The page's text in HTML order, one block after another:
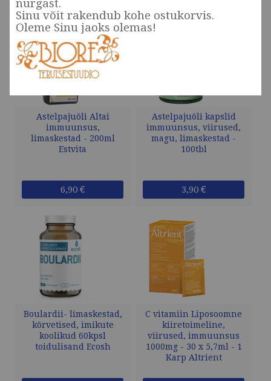
Astelpajuõli Altai
immuunsus,
limaskestad - 200ml
Estvita
6,90 €
Astelpajuõli kapslid
immuunsus, viirused,
magu, limaskestad -
100tbl
3,90 €
Boulardii- limaskestad,
kõrvetised, imikute
koolikud 60kpsl
toidulisand Ecosh
C vitamiin Liposoomne
kiiretoimeline,
viirused, immuunsus
1000mg - 30 x 5,7ml - 1
Karp Altrient
nurgast.
Sinu võit rakendub kohe ostukorvis.
Oleme Sinu jaoks olemas!